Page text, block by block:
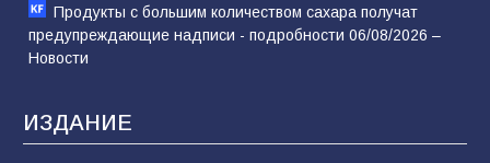
Продукты с большим количеством сахара получат
предупреждающие надписи - подробности 06/08/2026 –
Новости
ИЗДАНИЕ